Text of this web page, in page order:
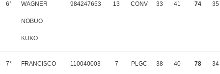
6° WAGNER
NOBUO
KUKO
984247653 13 CONV 33 41 74 35
7° FRANCISCO 110040003 7 PLGC 38 40 78 34